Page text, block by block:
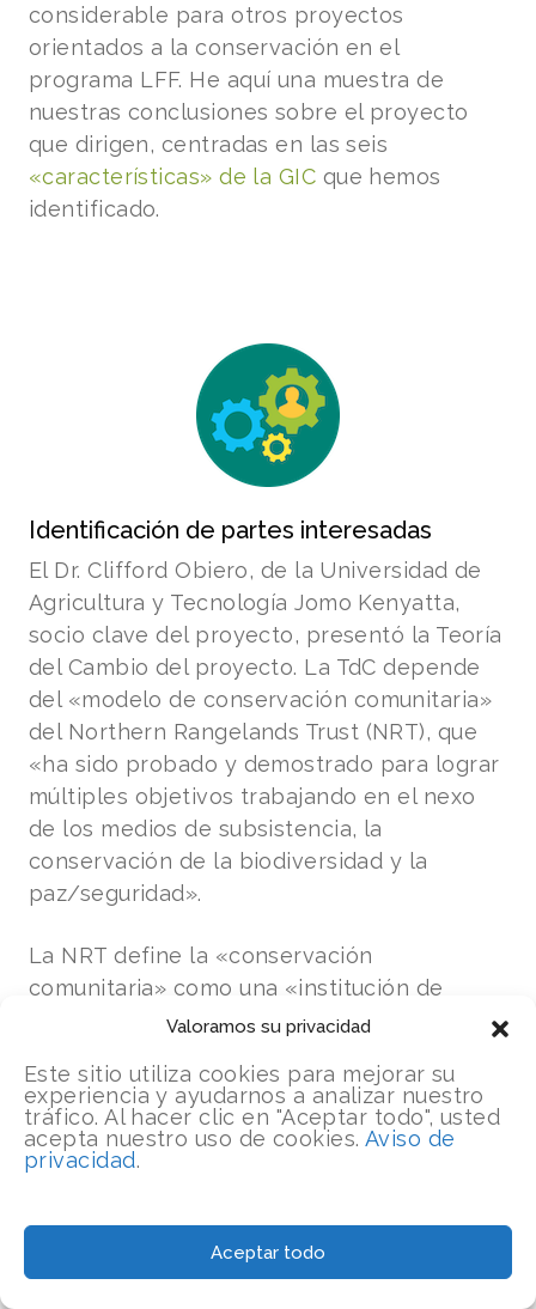
Valoramos su privacidad
Este sitio utiliza cookies para mejorar su
experiencia y ayudarnos a analizar nuestro
tráfico. Al hacer clic en "Aceptar todo", usted
acepta nuestro uso de cookies. Aviso de
privacidad.
Aceptar todo
considerable para otros proyectos
orientados a la conservación en el
programa LFF. He aquí una muestra de
nuestras conclusiones sobre el proyecto
que dirigen, centradas en las seis
«características» de la GIC que hemos
identificado.
Identificación de partes interesadas
El Dr. Clifford Obiero, de la Universidad de
Agricultura y Tecnología Jomo Kenyatta,
socio clave del proyecto, presentó la Teoría
del Cambio del proyecto. La TdC depende
del «modelo de conservación comunitaria»
del Northern Rangelands Trust (NRT), que
«ha sido probado y demostrado para lograr
múltiples objetivos trabajando en el nexo
de los medios de subsistencia, la
conservación de la biodiversidad y la
paz/seguridad».
La NRT define la «conservación
comunitaria» como una «institución de
propiedad y gestión comunitaria cuyo
biodiversidad, la gestión de la tierra y los
medios de vida de sus integrantes en una
zona definida de tierra que
NRT cree que el éxito a largo plazo de la